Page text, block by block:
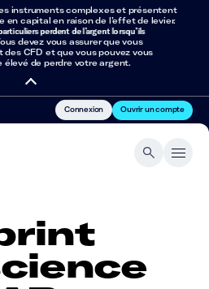
instruments complexes et présentent
en capital en raison de l’effet de levier.
perdent de l’argent lorsqu’ils
devez vous assurer que vous
CFD et que vous pouvez vous
de perdre votre argent.
Connexion Ouvrir un compte